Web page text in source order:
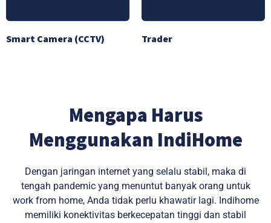
Smart Camera (CCTV) Trader
Mengapa Harus
Menggunakan IndiHome
Dengan jaringan internet yang selalu stabil, maka di
tengah pandemic yang menuntut banyak orang untuk
work from home, Anda tidak perlu khawatir lagi. Indihome
memiliki konektivitas berkecepatan tinggi dan stabil